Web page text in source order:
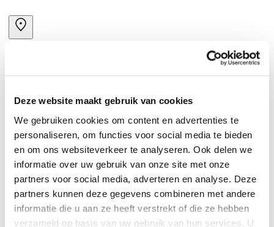
Deze website maakt gebruik van cookies
We gebruiken cookies om content en advertenties te
personaliseren, om functies voor social media te bieden
en om ons websiteverkeer te analyseren. Ook delen we
informatie over uw gebruik van onze site met onze
partners voor social media, adverteren en analyse. Deze
partners kunnen deze gegevens combineren met andere
informatie die u aan ze heeft verstrekt of die ze hebben
verzameld op basis van uw gebruik van hun services. U
The highly anticipated English translation of Michel
Wieviorka's sophisticated exploration of violence.